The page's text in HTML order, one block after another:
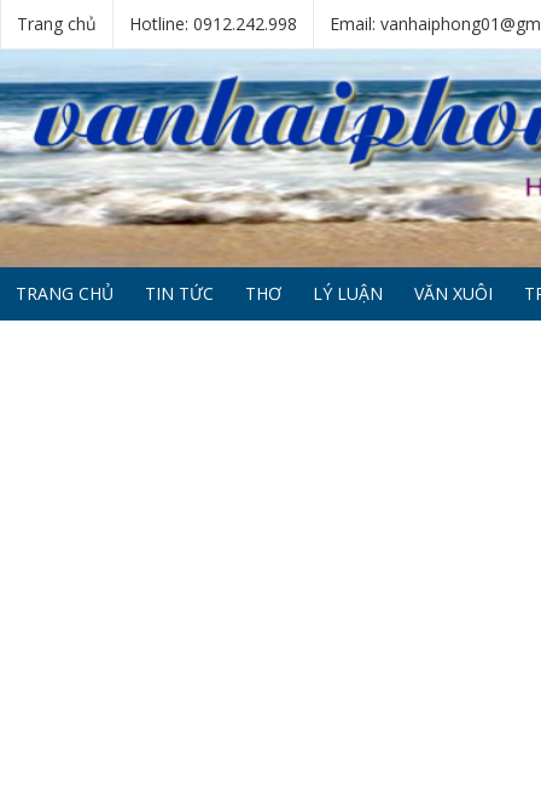
Trang chủ Hotline: 0912.242.998 Email:
TRANG CHỦ TIN TỨC THƠ LÝ LUẬN VĂN XUÔI